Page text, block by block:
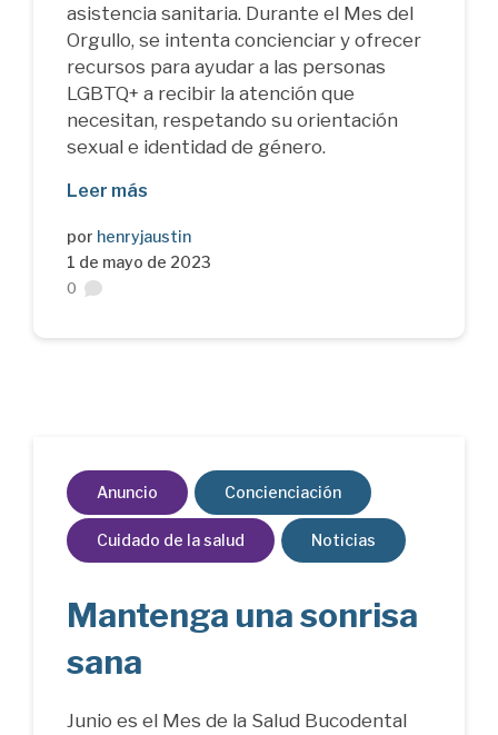
asistencia sanitaria. Durante el Mes del
Orgullo, se intenta concienciar y ofrecer
recursos para ayudar a las personas
LGBTQ+ a recibir la atención que
necesitan, respetando su orientación
sexual e identidad de género.
Leer más
por henryjaustin
1 de mayo de 2023
0
Anuncio Concienciación
Cuidado de la salud Noticias
Mantenga una sonrisa
sana
Junio es el Mes de la Salud Bucodental